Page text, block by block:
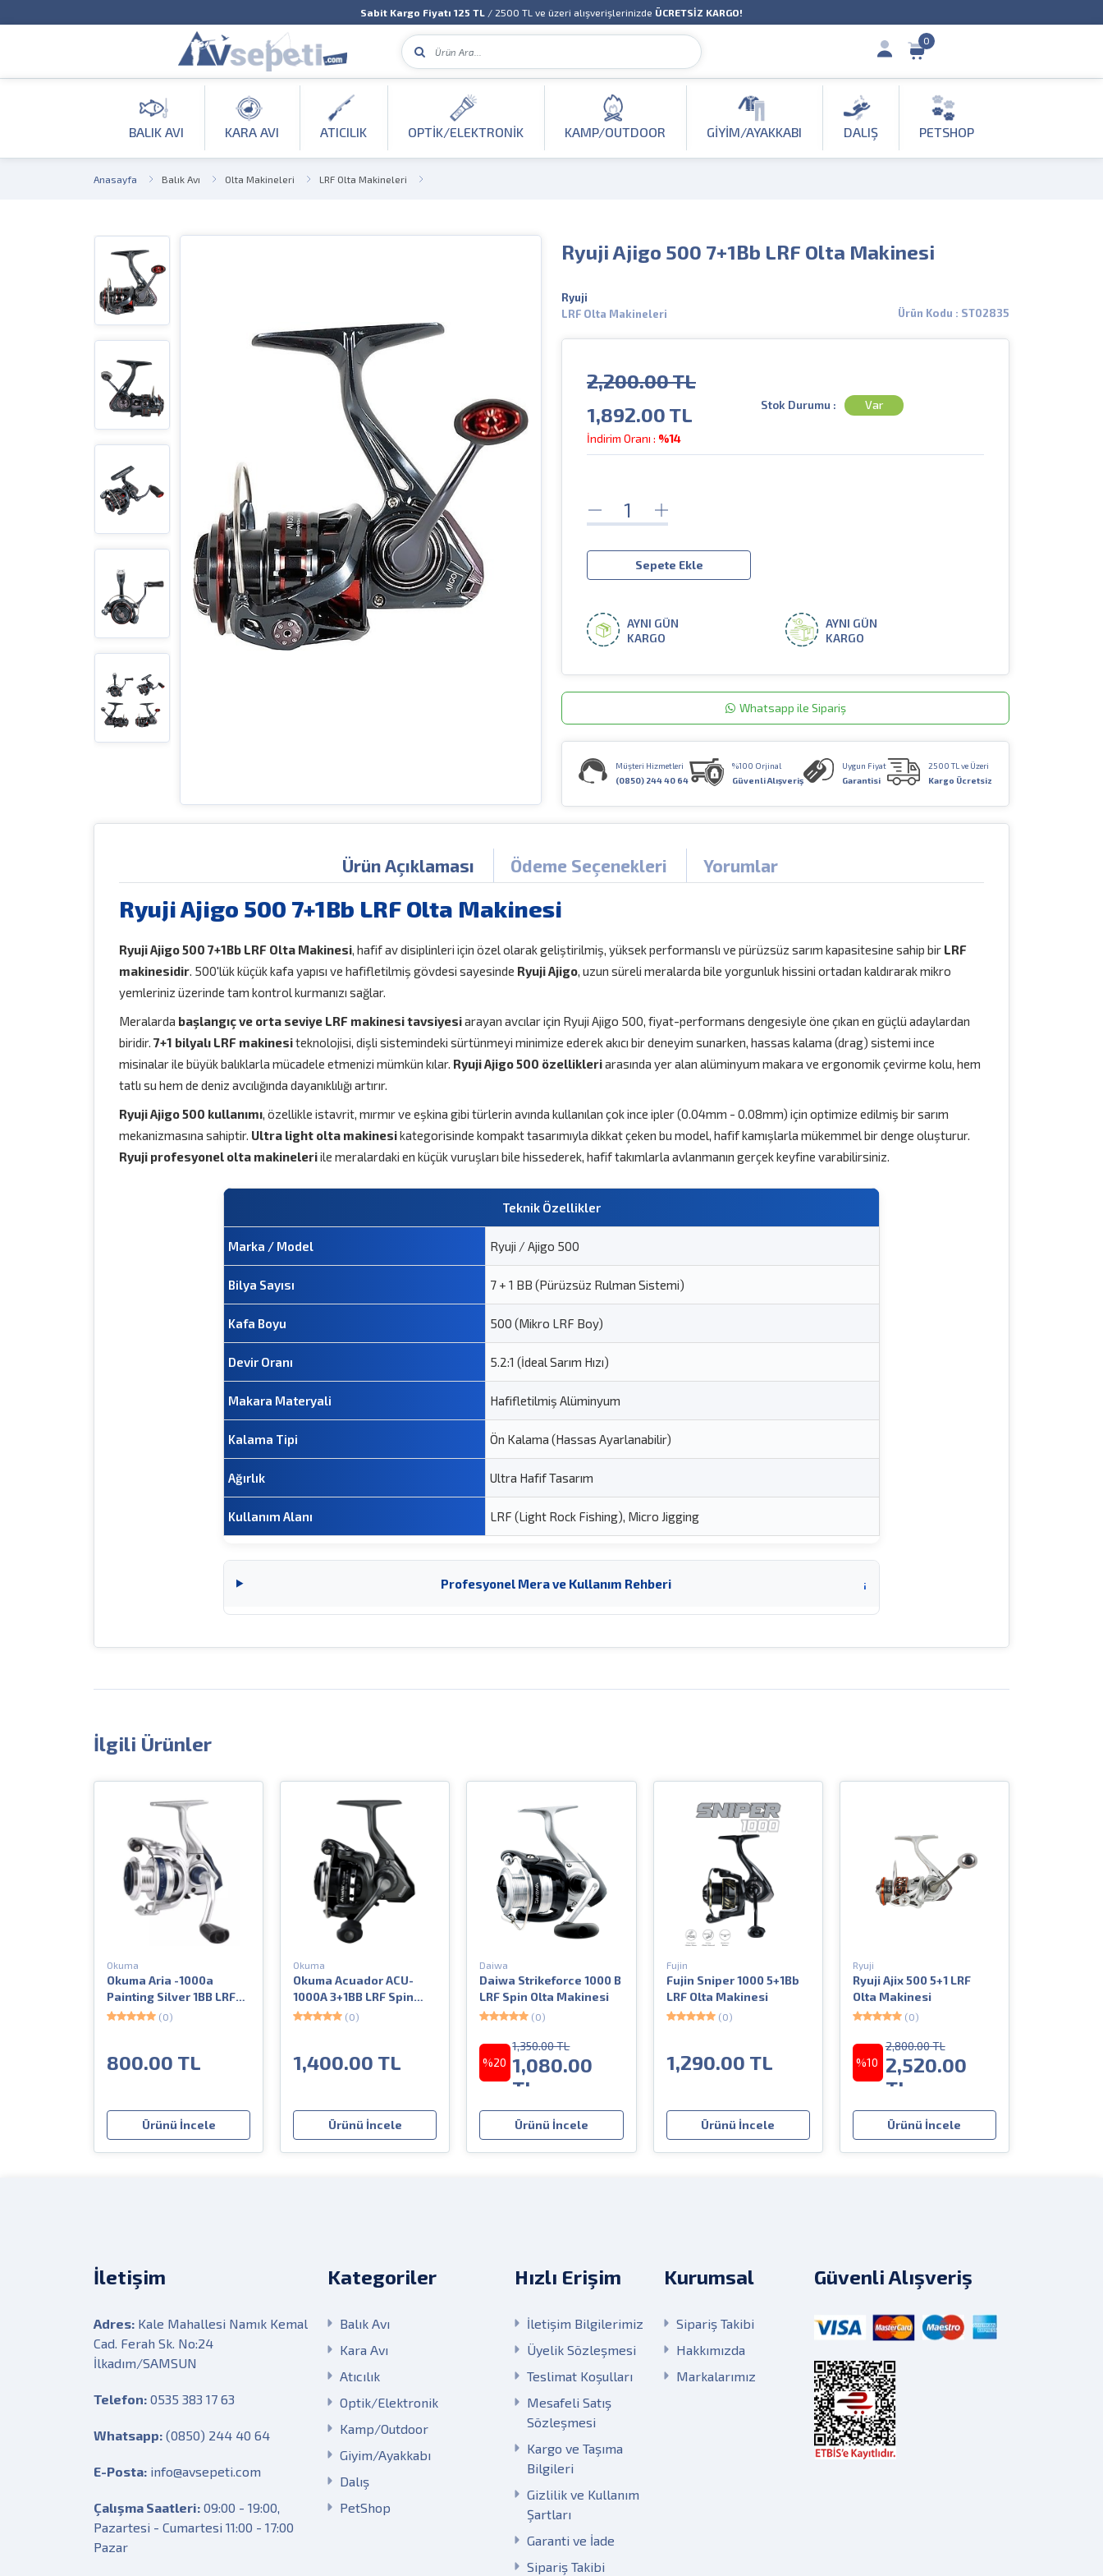
Sabit Kargo Fiyatı 125 TL / 2500 TL ve üzeri alışverişlerinizde ÜCRETSİZ KARGO!
0
BALIK AVI KARA AVI ATICILIK OPTIK/ELEKTRONIK KAMP/OUTDOOR GIYIM/AYAKKABI DALIŞ PETSHOP
Anasayfa Balık Avı Olta Makineleri LRF Olta Makineleri
Ryuji Ajigo 500 7+1Bb LRF Olta Makinesi
Ryuji
LRF Olta Makineleri
Ürün Kodu : ST02835
2,200.00 TL
1,892.00 TL
İndirim Oranı : %14
Stok Durumu : Var
Sepete Ekle
AYNI GÜN
KARGO
AYNI GÜN
KARGO
Whatsapp ile Sipariş
Müşteri Hizmetleri
(0850) 244 40 64
%100 Orjinal
Güvenli Alışveriş
Uygun Fiyat
Garantisi
2500 TL ve Üzeri
Kargo Ücretsiz
Ürün Açıklaması Ödeme Seçenekleri Yorumlar
Ryuji Ajigo 500 7+1Bb LRF Olta Makinesi
Ryuji Ajigo 500 7+1Bb LRF Olta Makinesi, hafif av disiplinleri için özel olarak geliştirilmiş, yüksek performanslı ve pürüzsüz sarım kapasitesine sahip bir LRF
makinesidir. 500'lük küçük kafa yapısı ve hafifletilmiş gövdesi sayesinde Ryuji Ajigo, uzun süreli meralarda bile yorgunluk hissini ortadan kaldırarak mikro
yemleriniz üzerinde tam kontrol kurmanızı sağlar.
Meralarda başlangıç ve orta seviye LRF makinesi tavsiyesiarayan avcılar için Ryuji Ajigo 500, fiyat-performans dengesiyle öne çıkan en güçlü adaylardan
biridir. 7+1 bilyalı LRF makinesiteknolojisi, dişli sistemindeki sürtünmeyi minimize ederek akıcı bir deneyim sunarken, hassas kalama (drag) sistemi ince
misinalar ile büyük balıklarla mücadele etmenizi mümkün kılar. Ryuji Ajigo 500 özellikleriarasında yer alan alüminyum makara ve ergonomik çevirme kolu, hem
tatlı su hem de deniz avcılığında dayanıklılığı artırır.
Ryuji Ajigo 500 kullanımı, özellikle istavrit, mırmır ve eşkina gibi türlerin avında kullanılan çok ince ipler (0.04mm - 0.08mm) için optimize edilmiş bir sarım
mekanizmasına sahiptir. Ultra light olta makinesikategorisinde kompakt tasarımıyla dikkat çeken bu model, hafif kamışlarla mükemmel bir denge oluşturur.
Ryuji profesyonel olta makineleriile meralardaki en küçük vuruşları bile hissederek, hafif takımlarla avlanmanın gerçek keyfine varabilirsiniz.
Teknik Özellikler
Marka / Model Ryuji / Ajigo 500
Bilya Sayısı 7 + 1 BB (Pürüzsüz Rulman Sistemi)
Kafa Boyu 500 (Mikro LRF Boy)
Devir Oranı 5.2:1 (İdeal Sarım Hızı)
Makara Materyali Hafifletilmiş Alüminyum
Kalama Tipi Ön Kalama (Hassas Ayarlanabilir)
Ağırlık Ultra Hafif Tasarım
Kullanım Alanı LRF (Light Rock Fishing), Micro Jigging
Profesyonel Mera ve Kullanım Rehberi
İlgili Ürünler
Okuma
Okuma Aria -1000a
Painting Silver 1BB LRF
Spin Olta Makinesi
(0)
800.00 TL
Ürünü İncele
Okuma
Okuma Acuador ACU-
1000A 3+1BB LRF Spin
Olta Makinesi
(0)
1,400.00 TL
Ürünü İncele
Daiwa
Daiwa Strikeforce 1000 B
LRF Spin Olta Makinesi
(0)
%20
1,350.00 TL
1,080.00
TL
Ürünü İncele
Fujin
Fujin Sniper 1000 5+1Bb
LRF Olta Makinesi
(0)
1,290.00 TL
Ürünü İncele
Ryuji
Ryuji Ajix 500 5+1 LRF
Olta Makinesi
(0)
%10
2,800.00 TL
2,520.00
TL
Ürünü İncele
İletişim
Adres: Kale Mahallesi Namık Kemal
Cad. Ferah Sk. No:24
İlkadım/SAMSUN
Telefon: 0535 383 17 63
Whatsapp: (0850) 244 40 64
E-Posta: info@avsepeti.com
Çalışma Saatleri: 09:00 - 19:00,
Pazartesi - Cumartesi 11:00 - 17:00
Pazar
Kategoriler
Balık Avı
Kara Avı
Atıcılık
Optik/Elektronik
Kamp/Outdoor
Giyim/Ayakkabı
Dalış
PetShop
Hızlı Erişim
İletişim Bilgilerimiz
Üyelik Sözleşmesi
Teslimat Koşulları
Mesafeli Satış
Sözleşmesi
Kargo ve Taşıma
Bilgileri
Gizlilik ve Kullanım
Şartları
Garanti ve İade
Sipariş Takibi
Kurumsal
Sipariş Takibi
Hakkımızda
Markalarımız
Güvenli Alışveriş